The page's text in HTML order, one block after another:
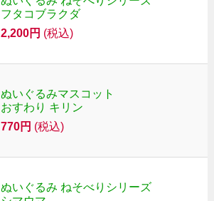
フタコブラクダ
2,200円 (税込)
ぬいぐるみマスコット
おすわり キリン
770円 (税込)
ぬいぐるみ ねそべりシリーズ